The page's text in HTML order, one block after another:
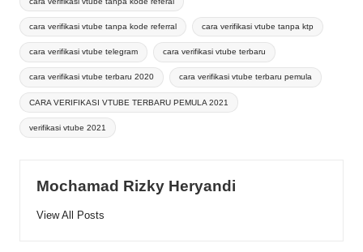
cara verifikasi vtube tanpa kode referral cara verifikasi vtube tanpa ktp
cara verifikasi vtube telegram cara verifikasi vtube terbaru
cara verifikasi vtube terbaru 2020 cara verifikasi vtube terbaru pemula
CARA VERIFIKASI VTUBE TERBARU PEMULA 2021
verifikasi vtube 2021
Mochamad Rizky Heryandi
View All Posts